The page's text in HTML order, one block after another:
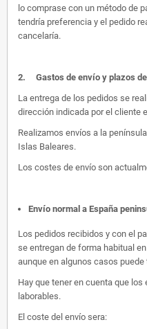
lo comprase con un método de
tendría preferencia y el pedido
cancelaría.
2. Gastos de envío y plazos
La entrega de los pedidos se
dirección indicada por el cliente
Realizamos envíos a la
Islas Baleares.
Los costes de envío son
Envío normal a España
Los pedidos recibidos y con el
se entregan de forma habitual
aunque en algunos casos
Hay que tener en cuenta que
laborables.
El coste del envío sera: